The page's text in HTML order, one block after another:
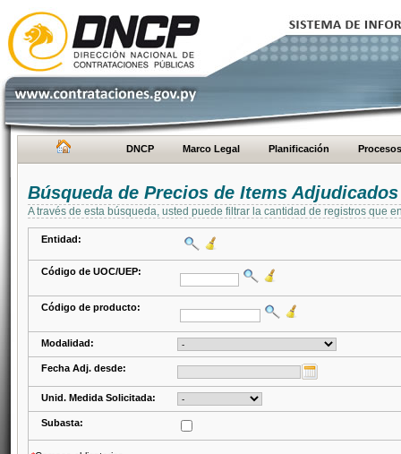
DNCP Marco Legal Planificación Procesos
Búsqueda de Precios de Items Adjudicados
A través de esta búsqueda, usted puede filtrar la cantidad de registros que
Entidad:
Código de UOC/UEP:
Código de producto:
Modalidad:
Fecha Adj. desde:
Unid. Medida Solicitada:
Subasta: